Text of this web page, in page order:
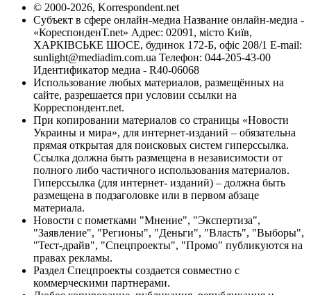
© 2000-2026, Korrespondent.net
Субъект в сфере онлайн-медиа Название онлайн-медиа -
«КореспонденТ.net» Адрес: 02091, місто Київ,
ХАРКІВСЬКЕ ШОСЕ, будинок 172-Б, офіс 208/1 E-mail:
sunlight@mediadim.com.ua Телефон: 044-205-43-00
Идентификатор медиа - R40-06068
Использование любых материалов, размещённых на
сайте, разрешается при условии ссылки на
Корреспондент.net.
При копировании материалов со страницы «Новости
Украины и мира», для интернет-изданий – обязательна
прямая открытая для поисковых систем гиперссылка.
Ссылка должна быть размещена в независимости от
полного либо частичного использования материалов.
Гиперссылка (для интернет- изданий) – должна быть
размещена в подзаголовке или в первом абзаце
материала.
Новости с пометками "Мнение", "Экспертиза",
"Заявление", "Регионы", "Деньги", "Власть", "Выборы",
"Тест-драйв", "Спецпроекты", "Промо" публикуются на
правах рекламы.
Раздел Спецпроекты создается совместно с
коммерческими партнерами.